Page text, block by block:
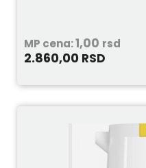
MP cena:1,00 rsd
2.860,00 RSD